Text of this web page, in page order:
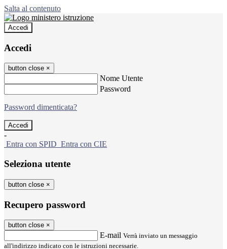
Salta al contenuto
Accedi
Accedi
button close ×
Nome Utente
Password
Password dimenticata?
-
Entra con SPID Entra con CIE
Seleziona utente
button close ×
Recupero password
button close ×
E-mail Verrà inviato un messaggio
all'indirizzo indicato con le istruzioni necessarie.